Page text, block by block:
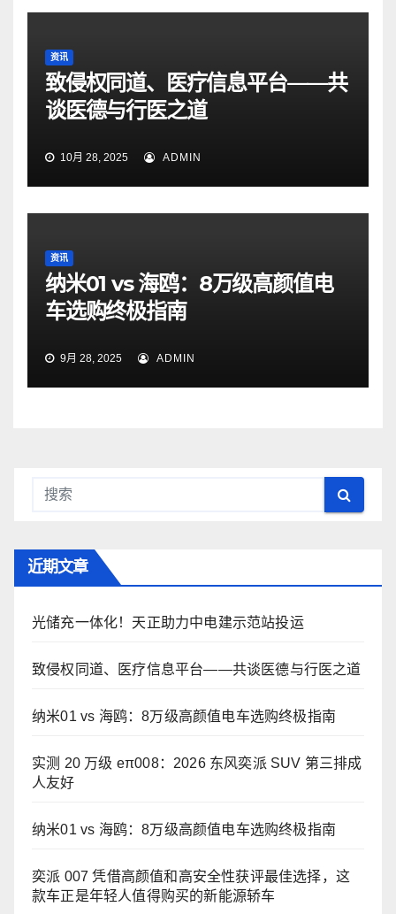
资讯
致侵权同道、医疗信息平台——共
谈医德与行医之道
10月 28, 2025 ADMIN
资讯
纳米01 vs 海鸥：8万级高颜值电
车选购终极指南
9月 28, 2025 ADMIN
近期文章
光储充一体化！天正助力中电建示范站投运
致侵权同道、医疗信息平台——共谈医德与行医之道
纳米01 vs 海鸥：8万级高颜值电车选购终极指南
实测 20 万级 eπ008：2026 东风奕派 SUV 第三排成
人友好
纳米01 vs 海鸥：8万级高颜值电车选购终极指南
奕派 007 凭借高颜值和高安全性获评最佳选择，这
款车正是年轻人值得购买的新能源轿车